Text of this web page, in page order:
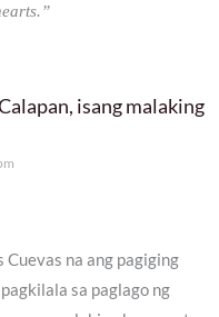
isang malaking
na ang pagiging
sa paglago ng